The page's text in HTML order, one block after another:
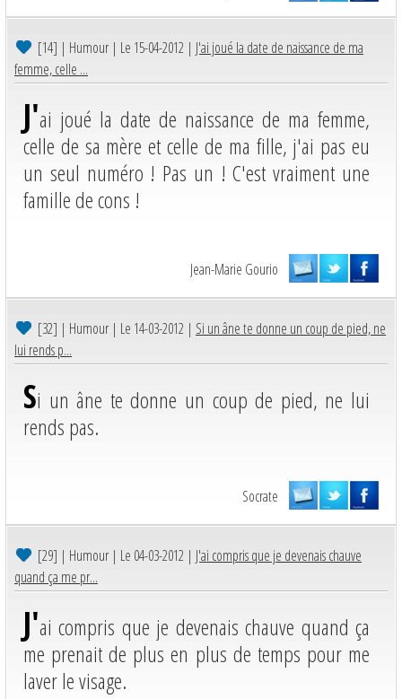
[14] | Humour | Le 15-04-2012 | J'ai joué la date de naissance de ma
femme, celle ...
J'ai joué la date de naissance de ma femme,
celle de sa mère et celle de ma fille, j'ai pas eu
un seul numéro ! Pas un ! C'est vraiment une
famille de cons !
Jean-Marie Gourio
[32] | Humour | Le 14-03-2012 | Si un âne te donne un coup de pied, ne
lui rends p...
Si un âne te donne un coup de pied, ne lui
rends pas.
Socrate
[29] | Humour | Le 04-03-2012 | J'ai compris que je devenais chauve
quand ça me pr...
J'ai compris que je devenais chauve quand ça
me prenait de plus en plus de temps pour me
laver le visage.